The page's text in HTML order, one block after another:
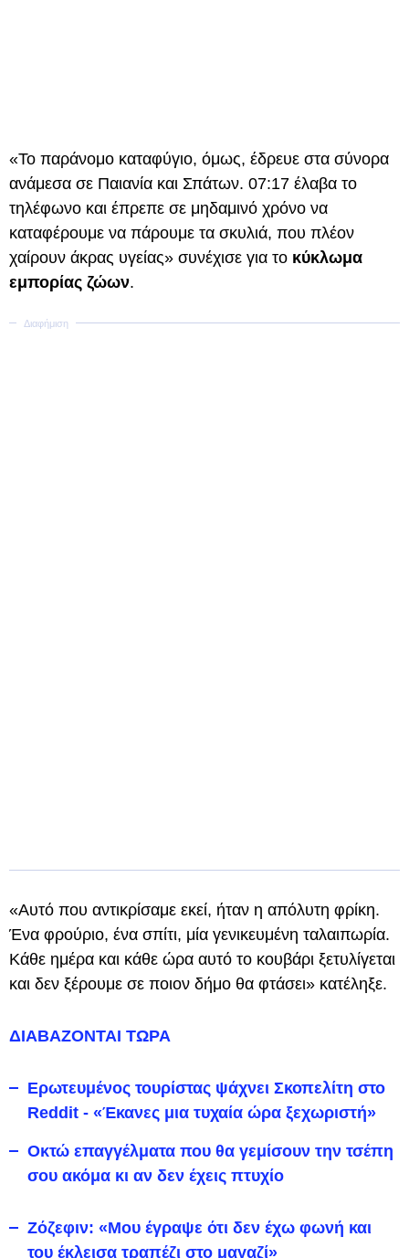
«Το παράνομο καταφύγιο, όμως, έδρευε στα σύνορα
ανάμεσα σε Παιανία και Σπάτων. 07:17 έλαβα το
τηλέφωνο και έπρεπε σε μηδαμινό χρόνο να
καταφέρουμε να πάρουμε τα σκυλιά, που πλέον
χαίρουν άκρας υγείας» συνέχισε για το κύκλωμα
εμπορίας ζώων.
«Αυτό που αντικρίσαμε εκεί, ήταν η απόλυτη φρίκη.
Ένα φρούριο, ένα σπίτι, μία γενικευμένη ταλαιπωρία.
Κάθε ημέρα και κάθε ώρα αυτό το κουβάρι ξετυλίγεται
και δεν ξέρουμε σε ποιον δήμο θα φτάσει» κατέληξε.
ΔΙΑΒΑΖΟΝΤΑΙ ΤΩΡΑ
Ερωτευμένος τουρίστας ψάχνει Σκοπελίτη στο
Reddit - «Έκανες μια τυχαία ώρα ξεχωριστή»
Οκτώ επαγγέλματα που θα γεμίσουν την τσέπη
σου ακόμα κι αν δεν έχεις πτυχίο
Ζόζεφιν: «Μου έγραψε ότι δεν έχω φωνή και
του έκλεισα τραπέζι στο μαγαζί»